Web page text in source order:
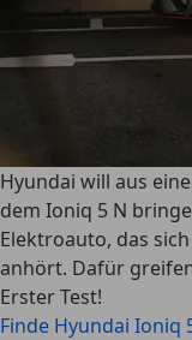
Hyundai will aus
dem Ioniq 5 N
Elektroauto, das
anhört. Dafür
Erster Test!
Finde Hyundai Ioniq